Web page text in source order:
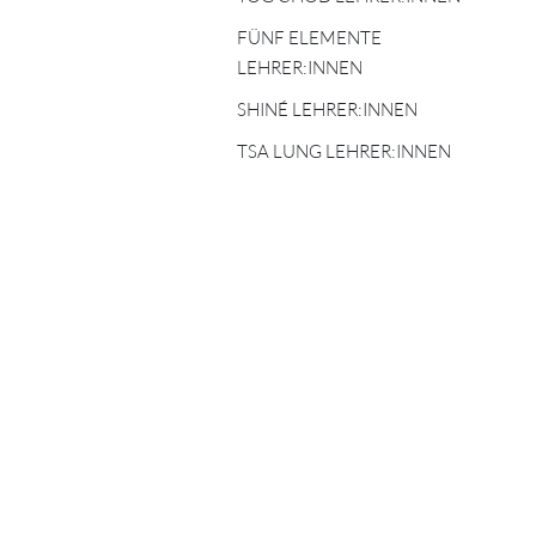
TIBETISCHE
ASTROLOGIE
FÜNF ELEMENTE
LEHRER:INNEN
SHINÉ LEHRER:INNEN
TSA LUNG LEHRER:INNEN
FÜNF ELEMENTE
LEHRER:INNEN
SHINÉ LEHRER:INNEN
TSA LUNG LEHRER:INNEN